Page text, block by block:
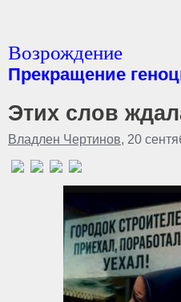
Возрождение
Прекращение
Этих слов
Владлен Чертинов, 20